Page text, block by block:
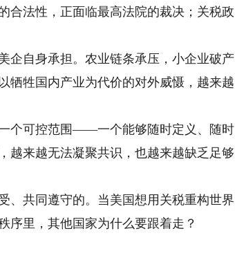
法性，正面临最高法院的裁决；关税政
自身承担。农业链条承压，小企业破产
牺牲国内产业为代价的对外威慑，越来越
个可控范围——一个能够随时定义、随时
越来越无法凝聚共识，也越来越缺乏足够
共同遵守的。当美国想用关税重构世界
序里，其他国家为什么要跟着走？